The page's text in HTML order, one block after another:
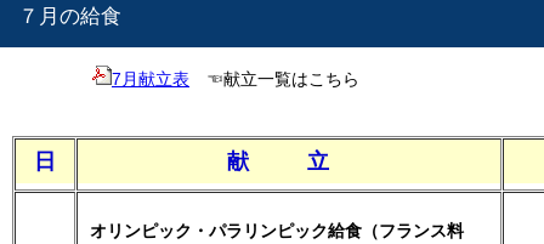
７月の給食
7月献立表 ☜献立一覧はこちら
日 献 立
オリンピック・パラリンピック給食 （フランス料